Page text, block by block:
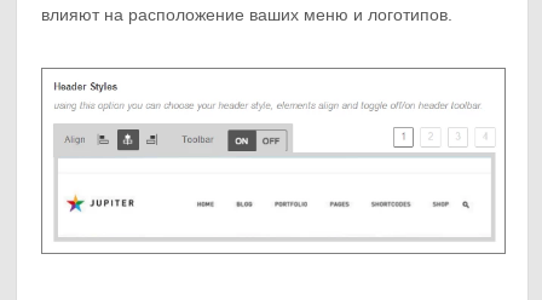
влияют на расположение ваших меню и логотипов.